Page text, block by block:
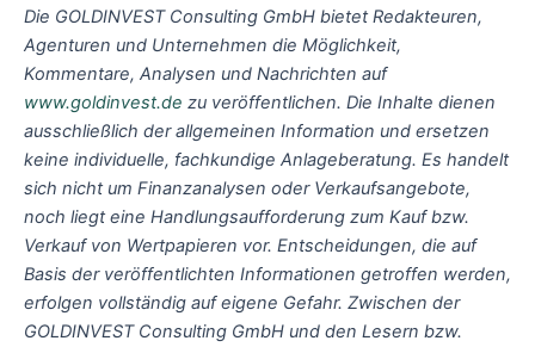
Die GOLDINVEST Consulting GmbH bietet Redakteuren,
Agenturen und Unternehmen die Möglichkeit,
Kommentare, Analysen und Nachrichten auf
www.goldinvest.de zu veröffentlichen. Die Inhalte dienen
ausschließlich der allgemeinen Information und ersetzen
keine individuelle, fachkundige Anlageberatung. Es handelt
sich nicht um Finanzanalysen oder Verkaufsangebote,
noch liegt eine Handlungsaufforderung zum Kauf bzw.
Verkauf von Wertpapieren vor. Entscheidungen, die auf
Basis der veröffentlichten Informationen getroffen werden,
erfolgen vollständig auf eigene Gefahr. Zwischen der
GOLDINVEST Consulting GmbH und den Lesern bzw.